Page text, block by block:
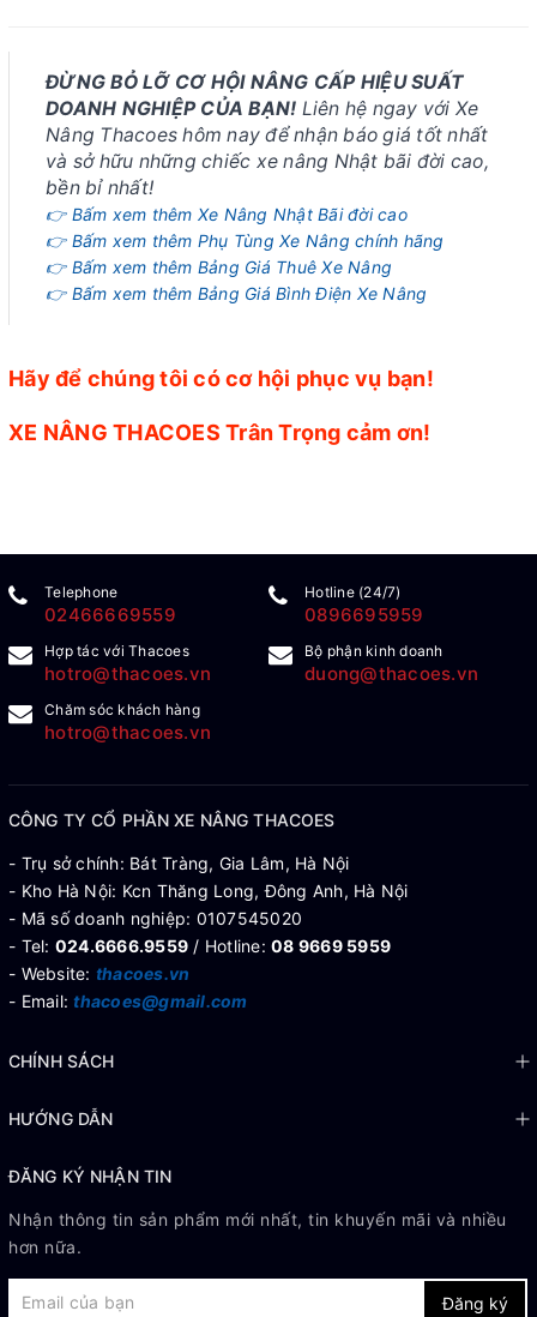
ĐỪNG BỎ LỠ CƠ HỘI NÂNG CẤP HIỆU SUẤT
DOANH NGHIỆP CỦA BẠN! Liên hệ ngay với Xe
Nâng Thacoes hôm nay để nhận báo giá tốt nhất
và sở hữu những chiếc xe nâng Nhật bãi đời cao,
bền bỉ nhất!
👉 Bấm xem thêm Xe Nâng Nhật Bãi đời cao
👉 Bấm xem thêm Phụ Tùng Xe Nâng chính hãng
👉 Bấm xem thêm Bảng Giá Thuê Xe Nâng
👉 Bấm xem thêm Bảng Giá Bình Điện Xe Nâng
Hãy để chúng tôi có cơ hội phục vụ bạn!
XE NÂNG THACOES Trân Trọng cảm ơn!
Telephone
02466669559
Hotline (24/7)
0896695959
Hợp tác với Thacoes
hotro@thacoes.vn
Bộ phận kinh doanh
duong@thacoes.vn
Chăm sóc khách hàng
hotro@thacoes.vn
CÔNG TY CỔ PHẦN XE NÂNG THACOES
- Trụ sở chính: Bát Tràng, Gia Lâm, Hà Nội
- Kho Hà Nội: Kcn Thăng Long, Đông Anh, Hà Nội
- Mã số doanh nghiệp: 0107545020
- Tel: 024.6666.9559 / Hotline: 08 9669 5959
- Website: thacoes.vn
- Email:thacoes@gmail.com
CHÍNH SÁCH
HƯỚNG DẪN
ĐĂNG KÝ NHẬN TIN
Nhận thông tin sản phẩm mới nhất, tin khuyến mãi và nhiều
hơn nữa.
Đăng ký